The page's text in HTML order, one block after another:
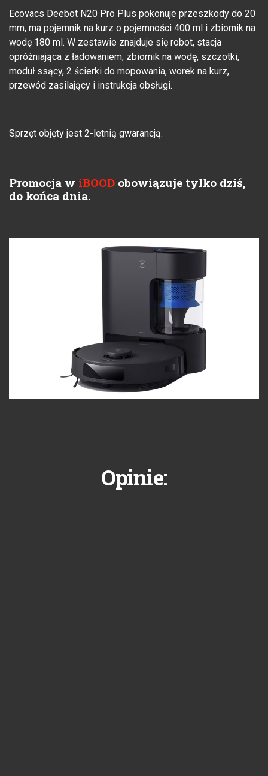
Ecovacs Deebot N20 Pro Plus pokonuje przeszkody do 20
mm, ma pojemnik na kurz o pojemności 400 ml i zbiornik na
wodę 180 ml. W zestawie znajduje się robot, stacja
opróżniająca z ładowaniem, zbiornik na wodę, szczotki,
moduł ssący, 2 ścierki do mopowania, worek na kurz,
przewód zasilający i instrukcja obsługi.
Sprzęt objęty jest 2-letnią gwarancją.
Promocja w iBOOD obowiązuje tylko dziś,
do końca dnia.
Opinie: